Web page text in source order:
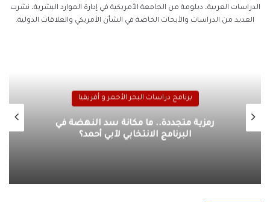
الدراسات العربية، دبلومة من الجامعة الأمريكية في إدارة الموارد البشرية، نشرت
العديد من الدراسات والأبحاث الخاصة في الشأن الأمريكي والعلاقات الدولية.
برنامج دراسات البحر الأحمر و
فاتورة الاقتراض.. ما تداعيات
السيادية في إفريقيا؟